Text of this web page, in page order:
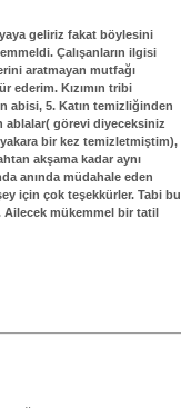
geliriz fakat böylesini
Çalışanların ilgisi
aratmayan mutfağı
ederim. Kızımın tribi
abisi, 5. Katın temizliğinden
ablalar( görevi diyeceksiniz
bir kez temizletmiştim),
akşama kadar aynı
anında müdahale eden
için çok teşekkürler. Tabi bu
Ailecek mükemmel bir tatil